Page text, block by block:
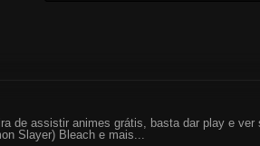
de assistir animes grátis, basta dar play e
Slayer) Bleach e mais...